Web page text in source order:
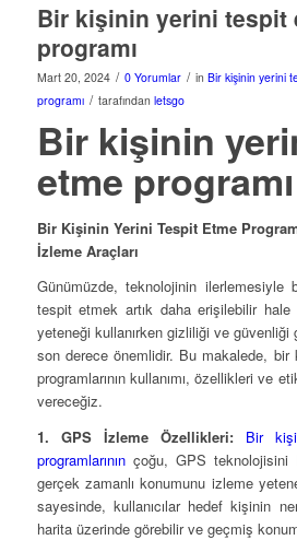
Bir kişinin yerini tespit
programı
Mart 20, 2024 / 0 Yorumlar / in Bir kişinin yerini
programı / tarafından letsgo
Bir kişinin
etme programı
Bir Kişinin Yerini Tespit Etme
İzleme Araçları
Günümüzde, teknolojinin
tespit etmek artık daha erişilebilir
yeteneği kullanırken gizliliği ve güvenliği
son derece önemlidir. Bu makalede,
programlarının kullanımı, özellikleri ve
vereceğiz.
1. GPS İzleme Özellikleri:
Bir
programlarınınçoğu, GPS teknolojisini
gerçek zamanlı konumunu izleme
sayesinde, kullanıcılar hedef kişinin
harita üzerinde görebilir ve geçmiş